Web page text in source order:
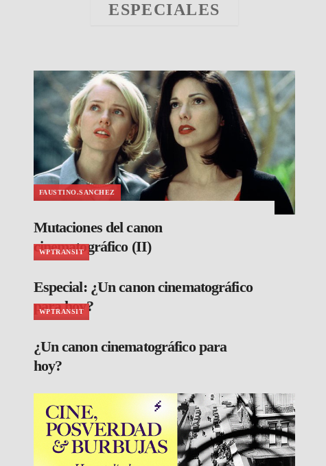
ESPECIALES
FAUSTINO.SANCHEZ
Mutaciones del canon
cinematográfico (II)
WPTRANSIT
Especial: ¿Un canon cinematográfico
para hoy?
WPTRANSIT
¿Un canon cinematográfico para
hoy?